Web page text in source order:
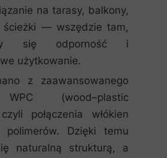
na tarasy, balkony,
ścieżki — wszędzie tam,
się odporność i
użytkowanie.
z zaawansowanego
WPC (wood–plastic
połączenia włókien
polimerów. Dzięki temu
naturalną strukturą, a